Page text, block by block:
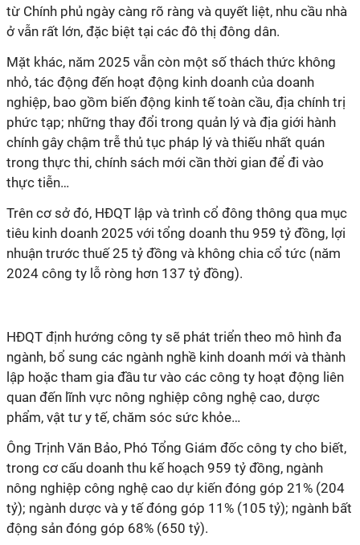
từ Chính phủ ngày càng rõ ràng và quyết liệt, nhu cầu nhà
ở vẫn rất lớn, đặc biệt tại các đô thị đông dân.
Mặt khác, năm 2025 vẫn còn một số thách thức không
nhỏ, tác động đến hoạt động kinh doanh của doanh
nghiệp, bao gồm biến động kinh tế toàn cầu, địa chính trị
phức tạp; những thay đổi trong quản lý và địa giới hành
chính gây chậm trễ thủ tục pháp lý và thiếu nhất quán
trong thực thi, chính sách mới cần thời gian để đi vào
thực tiễn…
Trên cơ sở đó, HĐQT lập và trình cổ đông thông qua mục
tiêu kinh doanh 2025 với tổng doanh thu 959 tỷ đồng, ợi
nhuận trước thuế 25 tỷ đồng và không chia cổ tức (năm
2024 công ty lỗ ròng hơn 137 tỷ đồng).
HĐQT định hướng công ty sẽ phát triển theo mô hình đa
ngành, bổ sung các ngành nghề kinh doanh mới và thành
lập hoặc tham gia đầu tư vào các công ty hoạt động liên
quan đến lĩnh vực nông nghiệp công nghệ cao, dược
phẩm, vật tư y tế, chăm sóc sức khỏe…
Ông Trịnh Văn Bảo, Phó Tổng Giám đốc công ty cho biết,
trong cơ cấu doanh thu kế hoạch 959 tỷ đồng, ngành
nông nghiệp công nghệ cao dự kiến đóng góp 21% (204
tỷ); ngành dược và y tế đóng góp 11% (105 tỷ); ngành bất
động sản đóng góp 68% (650 tỷ).